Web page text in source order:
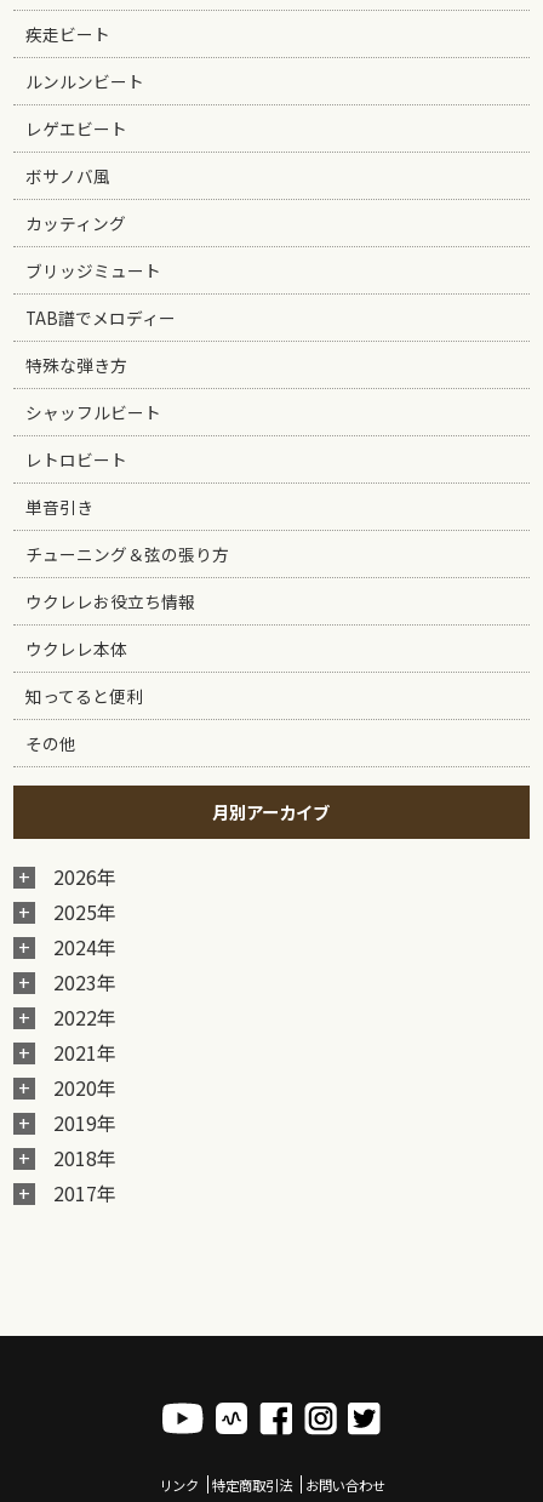
疾走ビート
ルンルンビート
レゲエビート
ボサノバ風
カッティング
ブリッジミュート
TAB譜でメロディー
特殊な弾き方
シャッフルビート
レトロビート
単音引き
チューニング＆弦の張り方
ウクレレお役立ち情報
ウクレレ本体
知ってると便利
その他
月別アーカイブ
2026年
2025年
2024年
2023年
2022年
2021年
2020年
2019年
2018年
2017年
リンク 特定商取引法 お問い合わせ